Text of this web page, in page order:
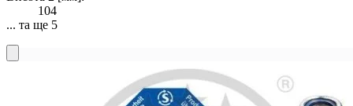
104
... та ще 5